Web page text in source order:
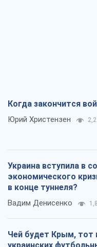
Когда закончится
Юрий Христензен 2,2
Украина вступила в
экономического
в конце туннеля?
Вадим Денисенко
Чей будет Крым, тот